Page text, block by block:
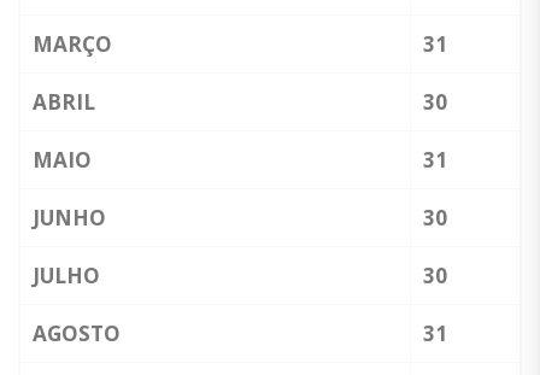
MARÇO 31
ABRIL 30
MAIO 31
JUNHO 30
JULHO 30
AGOSTO 31